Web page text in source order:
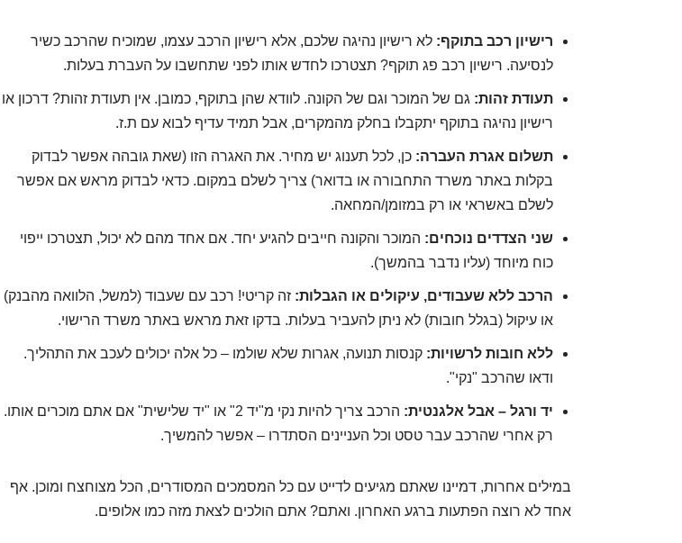
רישיון רכב בתוקף: לא רישיון נהיגה שלכם, אלא רישיון הרכב עצמו, שמוכיח שהרכב כשיר
לנסיעה. רישיון רכב פג תוקף? תצטרכו לחדש אותו לפני שתחשבו על העברת בעלות.
תעודת זהות: גם של המוכר וגם של הקונה. לוודא שהן בתוקף, כמובן. אין תעודת זהות? דרכון או
רישיון נהיגה בתוקף יתקבלו בחלק מהמקרים, אבל תמיד עדיף לבוא עם ת.ז.
תשלום אגרת העברה: כן, לכל תענוג יש מחיר. את האגרה הזו (שאת גובהה אפשר לבדוק
בקלות באתר משרד התחבורה או בדואר) צריך לשלם במקום. כדאי לבדוק מראש אם אפשר
לשלם באשראי או רק במזומן/המחאה.
שני הצדדים נוכחים: המוכר והקונה חייבים להגיע יחד. אם אחד מהם לא יכול, תצטרכו ייפוי
כוח מיוחד (עליו נדבר בהמשך).
הרכב ללא שעבודים, עיקולים או הגבלות: זה קריטי! רכב עם שעבוד (למשל, הלוואה מהבנק)
או עיקול (בגלל חובות) לא ניתן להעביר בעלות. בדקו זאת מראש באתר משרד הרישוי.
ללא חובות לרשויות: קנסות תנועה, אגרות שלא שולמו – כל אלה יכולים לעכב את התהליך.
ודאו שהרכב "נקי".
יד ורגל – אבל אלגנטית:
הרכב צריך להיות נקי מ"יד 2" או "יד שלישית" אם אתם מוכרים אותו.
רק אחרי שהרכב עבר טסט וכל העניינים הסתדרו – אפשר להמשיך.
במילים אחרות, דמיינו שאתם מגיעים לדייט עם כל המסמכים המסודרים, הכל מצוחצח ומוכן. אף
אחד לא רוצה הפתעות ברגע האחרון. ואתם? אתם הולכים לצאת מזה כמו אלופים.